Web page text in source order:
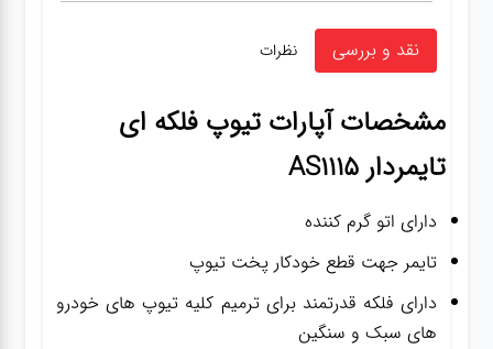
نقد و بررسی نظرات
مشخصاتآپارات تیوپ فلکه ای
تایمردار AS1115
دارای اتو گرم کننده
تایمر جهت قطع خودکار پخت تیوپ
دارای فلکه قدرتمند برای ترمیم کلیه تیوپ های خودرو
های سبک و سنگین